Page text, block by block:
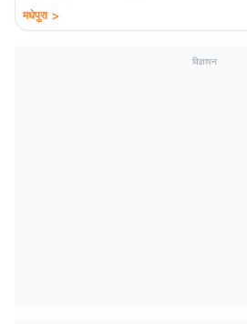
मधेपुरा >
विज्ञापन